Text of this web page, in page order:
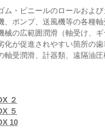
・ビニールのロールおよび
、ポンプ、送風機等の各種
械の広範囲潤滑（軸受け、
化が促進されやすい箇所の
軸受潤滑、計器類、遠隔油
２
５
10